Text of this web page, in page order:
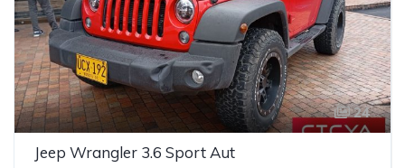
24
Jeep Wrangler 3.6 Sport Aut